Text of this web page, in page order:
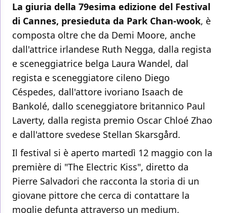
La giuria della 79esima edizione del Festival
di Cannes, presieduta da Park Chan-wook, è
composta oltre che da Demi Moore, anche
dall'attrice irlandese Ruth Negga, dalla regista
e sceneggiatrice belga Laura Wandel, dal
regista e sceneggiatore cileno Diego
Céspedes, dall'attore ivoriano Isaach de
Bankolé, dallo sceneggiatore britannico Paul
Laverty, dalla regista premio Oscar Chloé Zhao
e dall'attore svedese Stellan Skarsgård.
Il festival si è aperto martedì 12 maggio con la
première di "The Electric Kiss", diretto da
Pierre Salvadori che racconta la storia di un
giovane pittore che cerca di contattare la
moglie defunta attraverso un medium.